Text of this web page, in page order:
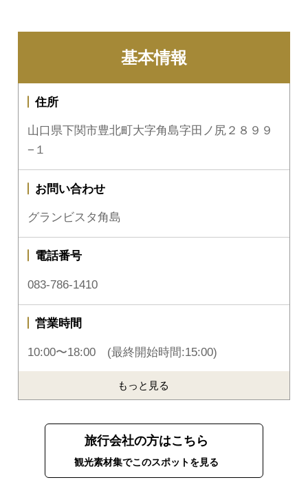
基本情報
住所
山口県下関市豊北町大字角島字田ノ尻２８９９
−１
お問い合わせ
グランビスタ角島
電話番号
083-786-1410
営業時間
10:00〜18:00 (最終開始時間:15:00)
もっと見る
旅行会社の方はこちら
観光素材集でこのスポットを見る